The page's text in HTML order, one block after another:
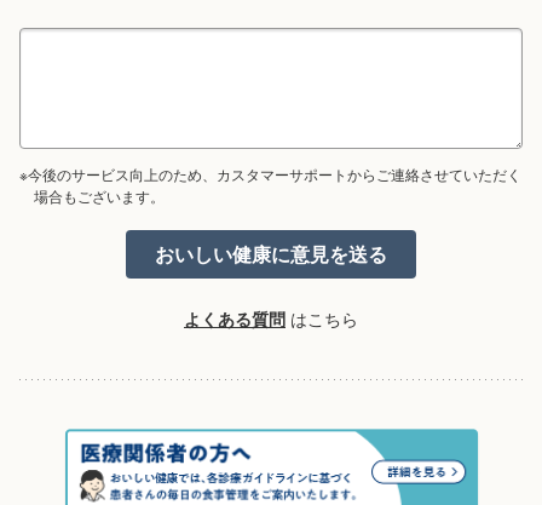
※今後のサービス向上のため、カスタマーサポートからご連絡させていただく
場合もございます。
よくある質問 はこちら